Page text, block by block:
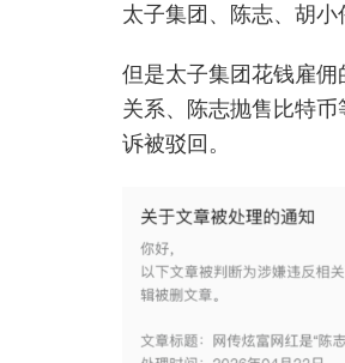
太子集团、陈志、胡小
但是太子集团花钱雇
关系、陈志抛售比特
诉被驳回。